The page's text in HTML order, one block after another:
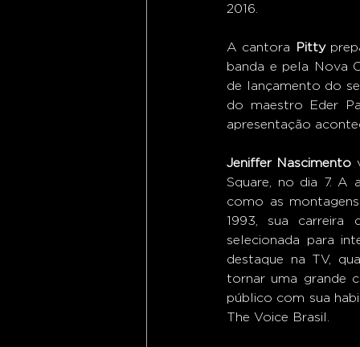
2016.
A cantora Pitty
banda e pela Nova
de lançamento do
do maestro Eder
apresentação
Jeniffer Nascimento
Square, no dia 7. A
como as montagens
1993, sua
selecionada para
destaque na TV,
tornar uma grande
público com sua
The Voice Brasil.